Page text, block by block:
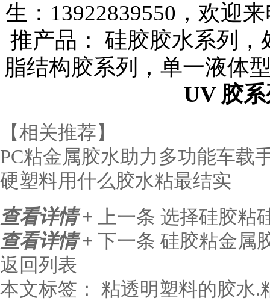
生：13922839550，欢迎
推产品： 硅胶胶水系列
脂结构胶系列，单一液体
UV 胶
【相关推荐】
PC粘金属胶水助力多功能车载
硬塑料用什么胶水粘最结实
查看详情 +
上一条 选择硅胶粘
查看详情 + 下一条 硅胶粘金属
返回列表
本文标签： 粘透明塑料的胶水.